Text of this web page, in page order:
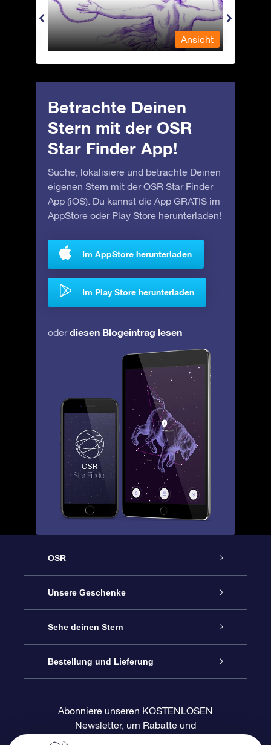
Ansicht
Betrachte Deinen
Stern mit der OSR
Star Finder App!
Suche, lokalisiere und betrachte Deinen
eigenen Stern mit der OSR Star Finder
App (iOS). Du kannst die App GRATIS im
AppStore oder Play Store herunterladen!
Im AppStore herunterladen
Im Play Store herunterladen
oderdiesen Blogeintrag lesen
OSR
Service
Kontakt
Blog
Bewertungen
Unsere Geschenke
Sterne schenken
OSR-Geschenkpaket
OSR-Geschenkgutschein
Sehe deinen Stern
Sternregister
Personalisierte Sternseite
Bestellung und Lieferung
Zahlungsinformationen
Abonniere unseren KOSTENLOSEN
Newsletter, um Rabatte und